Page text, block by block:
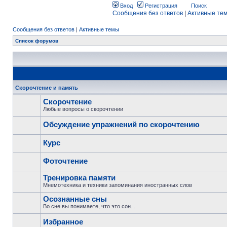
Вход Регистрация Поиск
Сообщения без ответов Активные
Сообщения без ответов | Активные темы
Список форумов
Скорочтение и память
Скорочтение
Любые вопросы о скорочтении
Обсуждение упражнений по скорочтению
Курс
Фоточтение
Тренировка памяти
Мнемотехника и техники запоминания иностранных слов
Осознанные сны
Во сне вы понимаете, что это сон...
Избранное